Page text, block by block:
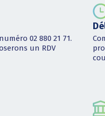
02 880 21 71.
un RDV